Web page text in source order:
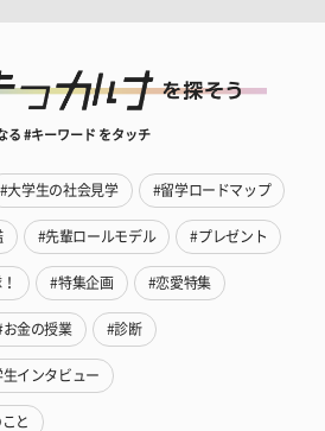
る #キーワード をタッチ
#大学生の社会見学 #留学ロードマップ
#先輩ロールモデル #プレゼント
#特集企画 #恋愛特集
お金の授業 #診断
生インタビュー
と